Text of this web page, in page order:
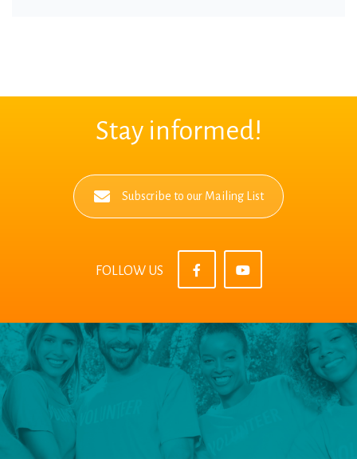
Stay informed!
Subscribe to our Mailing List
FOLLOW US